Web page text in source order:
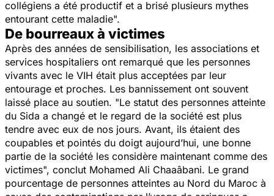
collégiens a été productif et a brisé plusieurs mythes
entourant cette maladie".
De bourreaux à victimes
Après des années de sensibilisation, les associations et
services hospitaliers ont remarqué que les personnes
vivants avec le VIH était plus acceptées par leur
entourage et proches. Les bannissement ont souvent
laissé place au soutien. "Le statut des personnes atteinte
du Sida a changé et le regard de la société est plus
tendre avec eux de nos jours. Avant, ils étaient des
coupables et pointés du doigt aujourd’hui, une bonne
partie de la société les considère maintenant comme des
victimes", conclut Mohamed Ali Chaaâbani. Le grand
pourcentage de personnes atteintes au Nord du Maroc à